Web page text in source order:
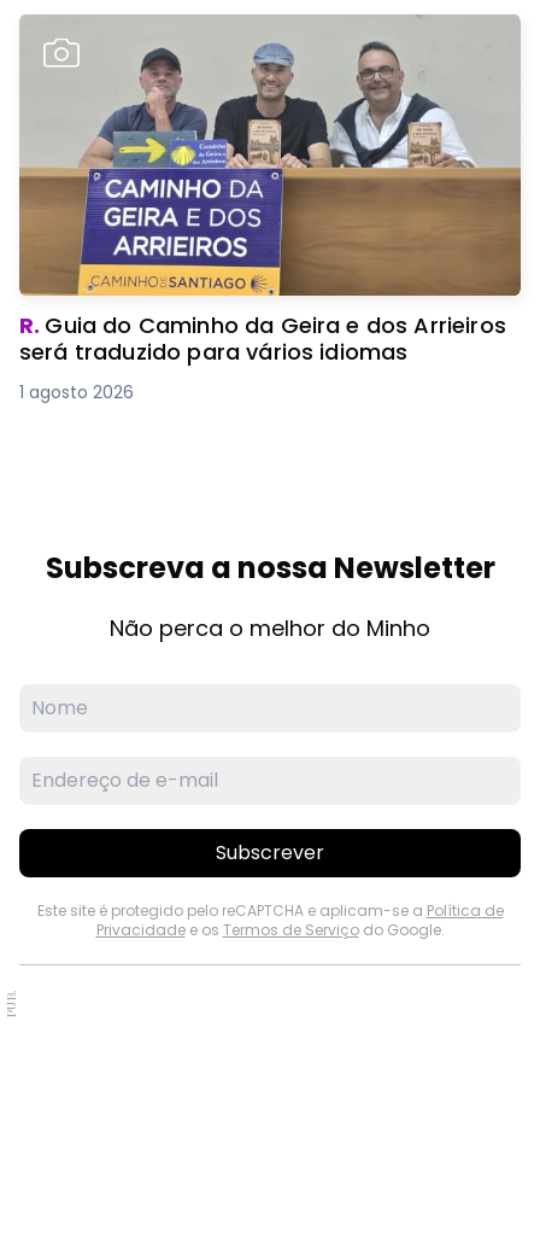
R. Guia do Caminho da Geira e dos Arrieiros
será traduzido para vários idiomas
1 agosto 2026
Subscreva a nossa Newsletter
Não perca o melhor do Minho
Subscrever
Este site é protegido pelo reCAPTCHA e aplicam-se a Política de
Privacidadee os Termos de Serviçodo Google.
PUB.